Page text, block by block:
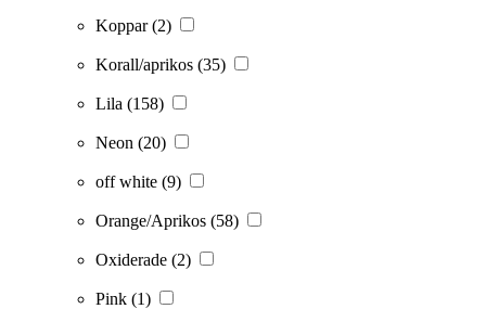
Koppar(2)
Korall/aprikos (35)
Lila (158)
Neon (20)
off white (9)
Orange/Aprikos (58)
Oxiderade (2)
Pink (1)